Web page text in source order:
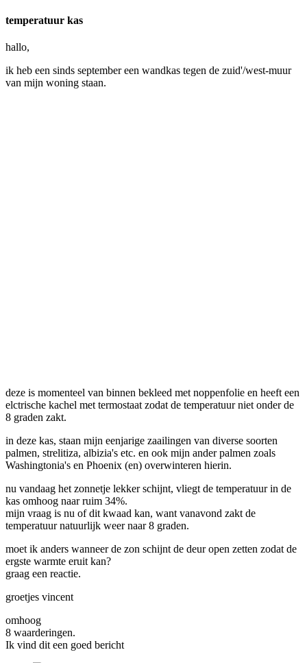
temperatuur kas
hallo,
ik heb een sinds september een wandkas tegen de zuid'/west-muur
van mijn woning staan.
deze is momenteel van binnen bekleed met noppenfolie en heeft een
elctrische kachel met termostaat zodat de temperatuur niet onder de
8 graden zakt.
in deze kas, staan mijn eenjarige zaailingen van diverse soorten
palmen, strelitiza, albizia's etc. en ook mijn ander palmen zoals
Washingtonia's en Phoenix (en) overwinteren hierin.
nu vandaag het zonnetje lekker schijnt, vliegt de temperatuur in de
kas omhoog naar ruim 34%.
mijn vraag is nu of dit kwaad kan, want vanavond zakt de
temperatuur natuurlijk weer naar 8 graden.
moet ik anders wanneer de zon schijnt de deur open zetten zodat de
ergste warmte eruit kan?
graag een reactie.
groetjes vincent
omhoog
8 waarderingen.
Ik vind dit een goed bericht